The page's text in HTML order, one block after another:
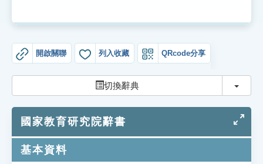
成語故事
索引選單
知識索引
生命大百科索引
遊戲專區
開啟關聯 列入收藏 QRcode分享
切換辭典 切換
國家教育研究院辭書
基本資料